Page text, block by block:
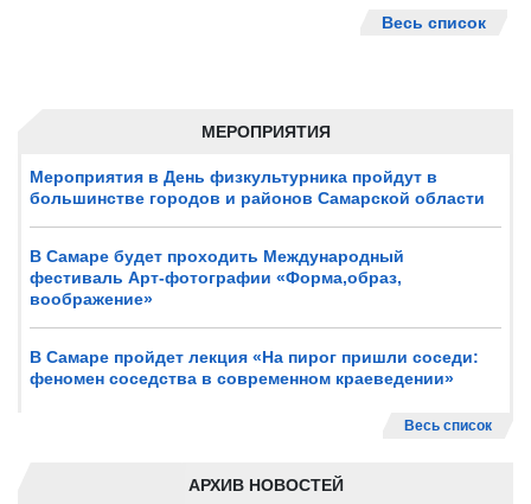
МЕРОПРИЯТИЯ
Мероприятия в День физкультурника пройдут в
большинстве городов и районов Самарской области
В Самаре будет проходить Международный
фестиваль Арт-фотографии «Форма,образ,
воображение»
В Самаре пройдет лекция «На пирог пришли соседи:
феномен соседства в современном краеведении»
Весь список
АРХИВ НОВОСТЕЙ
Весь список